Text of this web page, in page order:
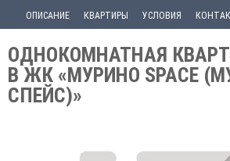
ОПИСАНИЕ КВАРТИРЫ УСЛОВИЯ
ОДНОКОМНАТНАЯ
В ЖК «МУРИНО SPACE
СПЕЙС)»